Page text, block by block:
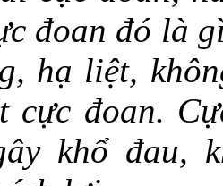
đoan đó là
hạ liệt,
cực đoan.
khổ đau,